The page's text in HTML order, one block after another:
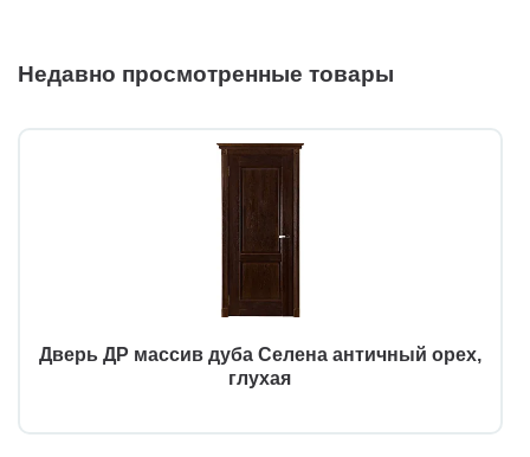
Недавно просмотренные товары
Дверь ДР массив дуба Селена античный орех,
глухая